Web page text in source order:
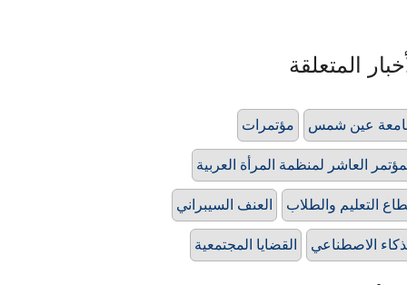
المتعلقة
مؤتمرات عين شمس
العاشر لمنظمة المرأة العربية
العنف السيبراني التعليم والطلاب
القضايا المجتمعية الاصطناعي